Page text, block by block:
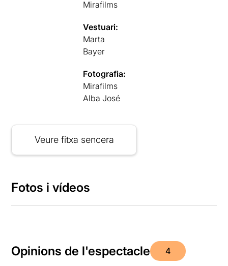
Mirafilms
Vestuari:
Marta
Bayer
Fotografia:
Mirafilms
Alba José
Veure fitxa sencera
Fotos i vídeos
Opinions de l'espectacle 4